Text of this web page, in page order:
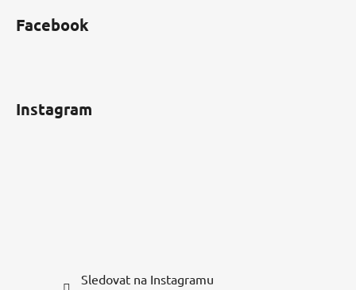
Facebook
Instagram
Sledovat na Instagramu